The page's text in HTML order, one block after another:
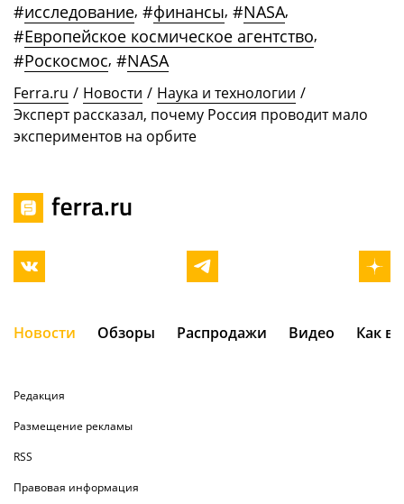
#исследование, #финансы, #NASA,
#Европейское космическое агентство,
#Роскосмос, #NASA
Ferra.ru / Новости / Наука и технологии /
Эксперт рассказал, почему Россия проводит мало
экспериментов на орбите
Новости Обзоры Распродажи Видео Как
Редакция
Размещение рекламы
RSS
Правовая информация